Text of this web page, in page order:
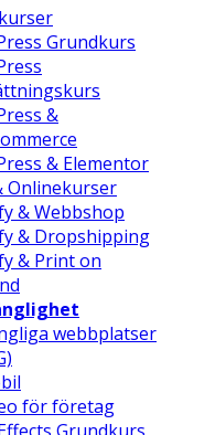
Grundkurs
&
& Elementor
Onlinekurser
& Webbshop
& Dropshipping
& Print on
webbplatser
för företag